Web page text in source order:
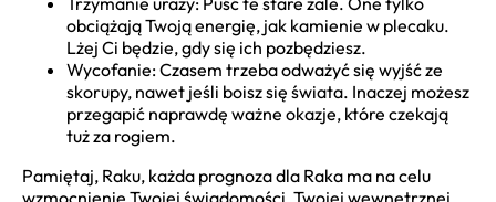
obciążają Twoją energię, jak kamienie w plecaku.
Lżej Ci będzie, gdy się ich pozbędziesz.
Wycofanie: Czasem trzeba odważyć się wyjść ze
skorupy, nawet jeśli boisz się świata. Inaczej możesz
przegapić naprawdę ważne okazje, które czekają
tuż za rogiem.
Pamiętaj, Raku, każda prognoza dla Raka ma na celu